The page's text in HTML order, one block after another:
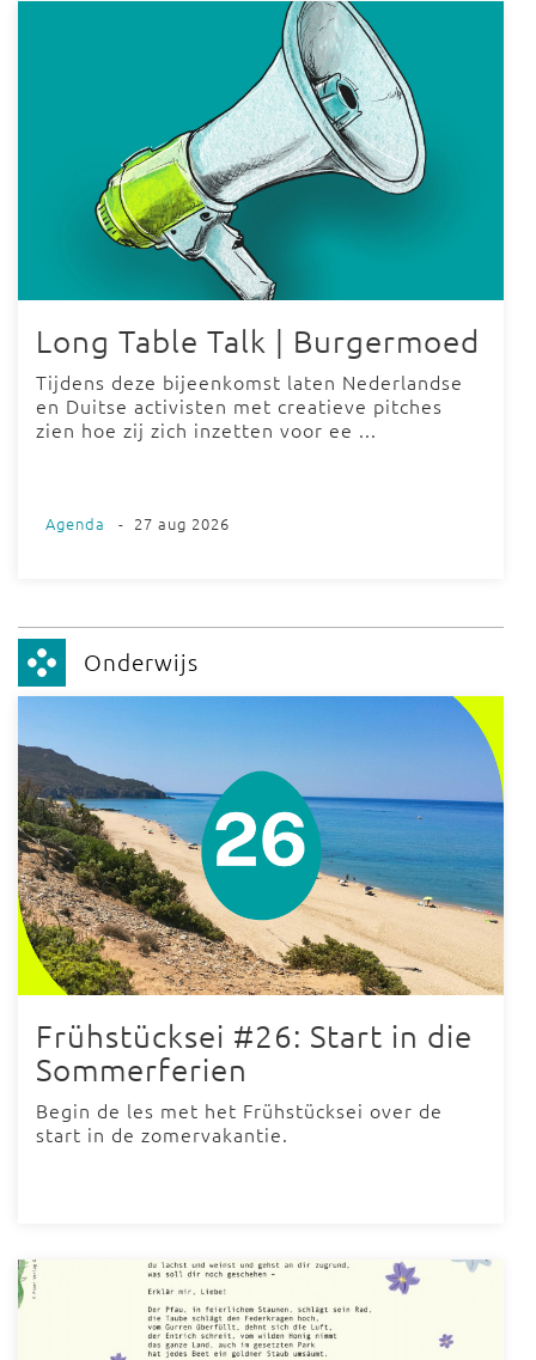
Long Table Talk | Burgermoed
Tijdens deze bijeenkomst laten Nederlandse
en Duitse activisten met creatieve pitches
zien hoe zij zich inzetten voor ee ...
Agenda - 27 aug 2026
Onderwijs
Frühstücksei #26: Start in die
Sommerferien
Begin de les met het Frühstücksei over de
start in de zomervakantie.